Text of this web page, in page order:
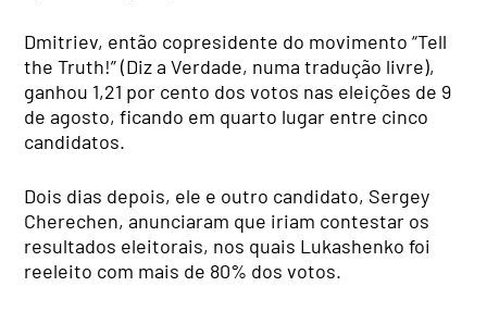
Dmitriev, então copresidente do movimento “Tell
the Truth!” (Diz a Verdade, numa tradução livre),
ganhou 1,21 por cento dos votos nas eleições de 9
de agosto, ficando em quarto lugar entre cinco
candidatos.
Dois dias depois, ele e outro candidato, Sergey
Cherechen, anunciaram que iriam contestar os
resultados eleitorais, nos quais Lukashenko foi
reeleito com mais de 80% dos votos.